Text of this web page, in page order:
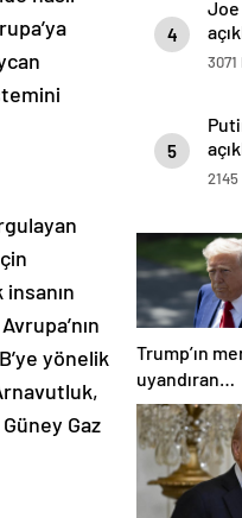
yönelik
Gaz
4
Joe
5
Trump’ın
uyandıran
sistemiyle
kararname
anlaşıldı